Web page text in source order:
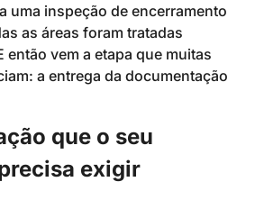
uma inspeção de encerramento
as áreas foram tratadas
vem a etapa que muitas
a entrega da documentação
que o seu
exigir